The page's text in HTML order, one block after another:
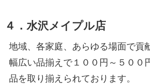
４．水沢メイプル店
地域、各家庭、あらゆる場面で貢
幅広い品揃えで１００円～５００
品を取り揃えられております。